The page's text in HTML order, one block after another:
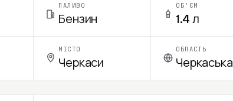
ПАЛИВО
Бензин
ОБ'ЄМ
1.4 л
МІСТО
Черкаси
ОБЛАСТЬ
Черкаська